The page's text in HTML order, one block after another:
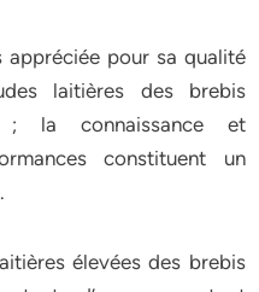
pour sa qualité
laitières des brebis
; la connaissance et
constituent un
élevées des brebis